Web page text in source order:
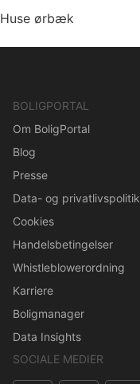
Huse ørbæk
BOLIGPORTAL
Om BoligPortal
Blog
Presse
Data- og privatlivspolitik
Cookies
Handelsbetingelser
Whistleblowerordning
Karriere
Boligmanager
Data Insights
SOCIALE MEDIER